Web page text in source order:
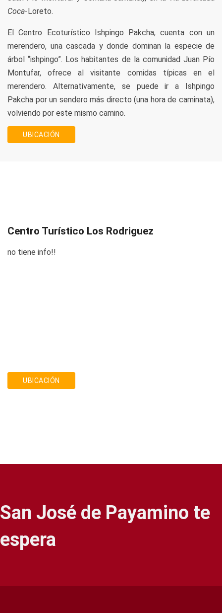
Coca-Loreto.
El Centro Ecoturístico Ishpingo Pakcha, cuenta con un
merendero, una cascada y donde dominan la especie de
árbol “ishpingo”. Los habitantes de la comunidad Juan Pío
Montufar, ofrece al visitante comidas típicas en el
merendero. Alternativamente, se puede ir a Ishpingo
Pakcha por un sendero más directo (una hora de caminata),
volviendo por este mismo camino.
UBICACIÓN
Centro Turístico Los Rodriguez
no tiene info!!
UBICACIÓN
San José de Payamino te
espera